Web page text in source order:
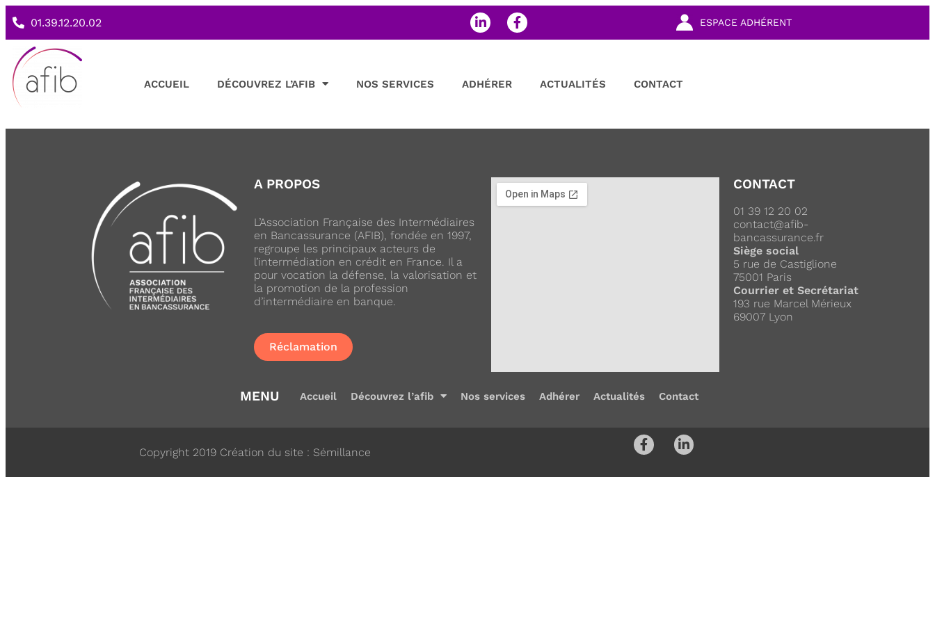
01.39.12.20.02 ESPACE ADHÉRENT
ACCUEIL DÉCOUVREZ L’AFIB NOS SERVICES ADHÉRER ACTUALITÉS CONTACT
A PROPOS
L’Association Française des Intermédiaires
en Bancassurance (AFIB), fondée en 1997,
regroupe les principaux acteurs de
l’intermédiation en crédit en France. Il a
pour vocation la défense, la valorisation et
la promotion de la profession
d’intermédiaire en banque.
Réclamation
CONTACT
01 39 12 20 02
contact@afib-
bancassurance.fr
Siège social
5 rue de Castiglione
75001 Paris
Courrier et Secrétariat
193 rue Marcel Mérieux
69007 Lyon
MENU Accueil Découvrez l’afib Nos services Adhérer Actualités Contact
Copyright 2019 Création du site : Sémillance